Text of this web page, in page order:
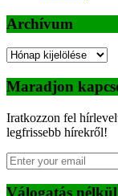
Archívum
Archívum
Maradjon
Iratkozzon fel
legfrissebb hírekről!